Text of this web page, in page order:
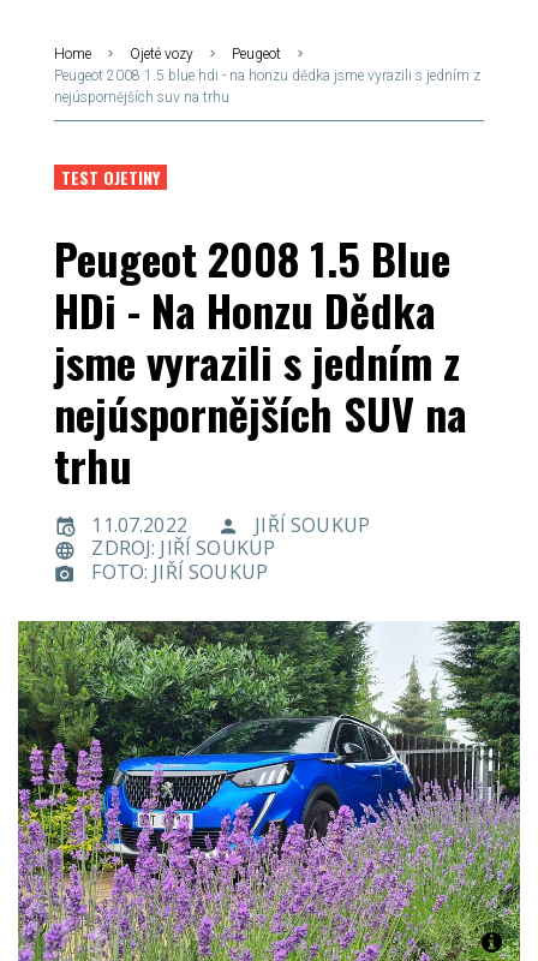
Home Ojeté vozy
Peugeot
Peugeot 2008 1.5 blue hdi - na honzu dědka jsme vyrazili s jedním z
nejúspornějších suv na trhu
TEST OJETINY
Peugeot 2008 1.5 Blue
HDi - Na Honzu Dědka
jsme vyrazili s jedním z
nejúspornějších SUV na
trhu
11.07.2022
JIŘÍ SOUKUP
ZDROJ: JIŘÍ SOUKUP
FOTO: JIŘÍ SOUKUP